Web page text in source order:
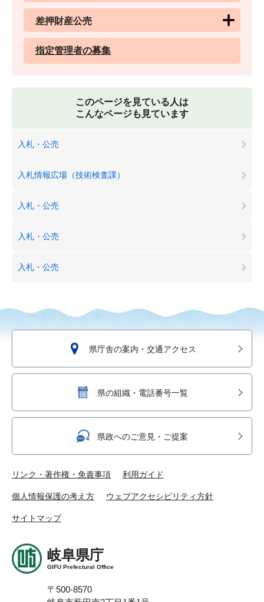
差押財産公売
指定管理者の募集
このページを見ている人は
こんなページも見ています
入札・公売
入札情報広場（技術検査課）
入札・公売
入札・公売
入札・公売
県庁舎の案内・交通アクセス
県の組織・電話番号一覧
県政へのご意見・ご提案
リンク・著作権・免責事項 利用ガイド
個人情報保護の考え方 ウェブアクセシビリティ方針
サイトマップ
岐阜県庁
GIFU Prefectural Office
〒500-8570